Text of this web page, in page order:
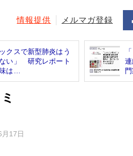
情報提供 メルマガ登録
ックスで新型肺炎はう
い」 研究レポート
は…
17日